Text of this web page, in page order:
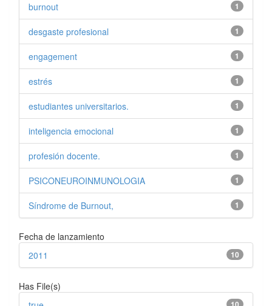
1
burnout
1
desgaste profesional
1
engagement
1
estrés
1
estudiantes universitarios.
1
inteligencia emocional
1
profesión docente.
1
PSICONEUROINMUNOLOGIA
1
Síndrome de Burnout,
Fecha de lanzamiento
10
2011
Has File(s)